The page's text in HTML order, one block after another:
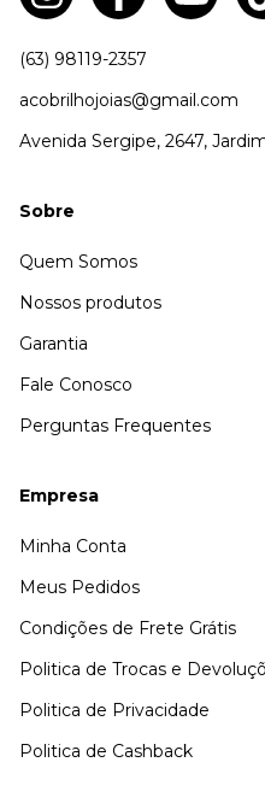
(63) 98119-2357
acobrilhojoias@gmail.com
Avenida Sergipe, 2647,
Sobre
Quem Somos
Nossos produtos
Garantia
Fale Conosco
Perguntas Frequentes
Empresa
Minha Conta
Meus Pedidos
Condições de Frete Grátis
Politica de Trocas e
Politica de Privacidade
Politica de Cashback